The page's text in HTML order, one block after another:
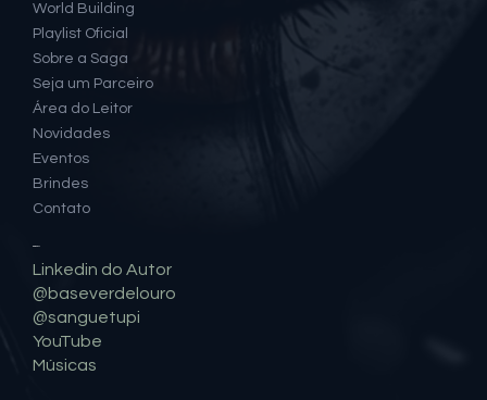
World Building
Playlist Oficial
Sobre a Saga
Seja um Parceiro
Área do Leitor
Novidades
Eventos
Brindes
Contato
Linkedin do Autor
@baseverdelouro
@sanguetupi
YouTube
Músicas